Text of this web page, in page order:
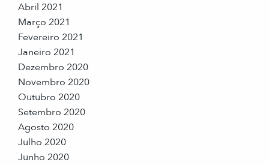
Abril 2021
Março 2021
Fevereiro 2021
Janeiro 2021
Dezembro 2020
Novembro 2020
Outubro 2020
Setembro 2020
Agosto 2020
Julho 2020
Junho 2020